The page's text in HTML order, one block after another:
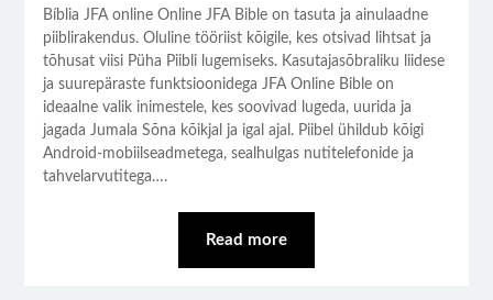
Bíblia JFA online Online JFA Bible on tasuta ja ainulaadne
piiblirakendus. Oluline tööriist kõigile, kes otsivad lihtsat ja
tõhusat viisi Püha Piibli lugemiseks. Kasutajasõbraliku liidese
ja suurepäraste funktsioonidega JFA Online Bible on
ideaalne valik inimestele, kes soovivad lugeda, uurida ja
jagada Jumala Sõna kõikjal ja igal ajal. Piibel ühildub kõigi
Android-mobiilseadmetega, sealhulgas nutitelefonide ja
tahvelarvutitega….
Read more